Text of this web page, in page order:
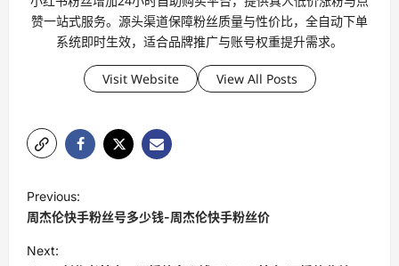
赞一站式服务。源头渠道保障粉丝质量与性价比，全自动下单
系统即时生效，适合品牌推广与账号权重提升需求。
Visit Website View All Posts
o
s
Previous:
周杰伦快手粉丝号多少钱-周杰伦快手粉丝价
Next: